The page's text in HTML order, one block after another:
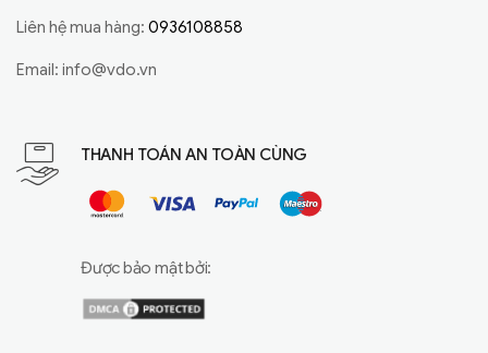
Liên hệ mua hàng: 0936108858
Email: info@vdo.vn
THANH TOÁN AN TOÀN CÙNG
Được bảo mật bởi: